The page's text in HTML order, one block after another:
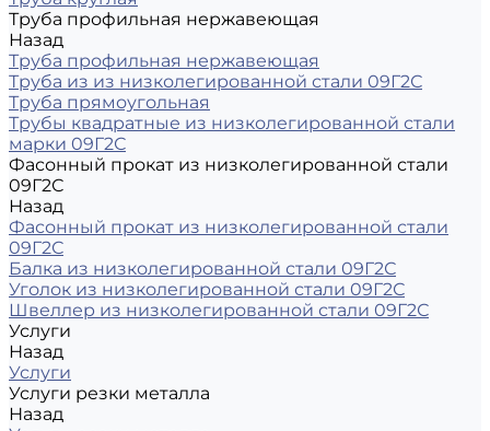
Труба профильная нержавеющая
Назад
Труба профильная нержавеющая
Труба из из низколегированной стали 09Г2С
Труба прямоугольная
Трубы квадратные из низколегированной стали
марки 09Г2С
Фасонный прокат из низколегированной стали
09Г2С
Назад
Фасонный прокат из низколегированной стали
09Г2С
Балка из низколегированной стали 09Г2С
Уголок из низколегированной стали 09Г2С
Швеллер из низколегированной стали 09Г2С
Услуги
Назад
Услуги
Услуги резки металла
Назад